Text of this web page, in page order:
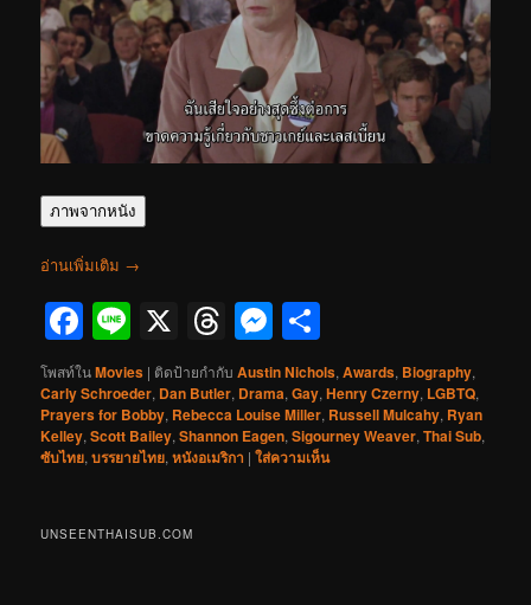
ภาพจากหนัง
อ่านเพิ่มเติม →
Facebook
Line
X Threads
Messenger
โพสท์ในMovies | ติดป้ายกำกับ Austin Nichols,Awards, Biography,
Carly Schroeder, Dan Butler, Drama,Gay,Henry Czerny, LGBTQ,
Prayers for Bobby, Rebecca Louise Miller, Russell Mulcahy, Ryan
Kelley,Scott Bailey,Shannon Eagen,Sigourney Weaver,Thai Sub,
ซับไทย,บรรยายไทย,หนังอเมริกา |ใส่ความเห็น
UNSEENTHAISUB.COM